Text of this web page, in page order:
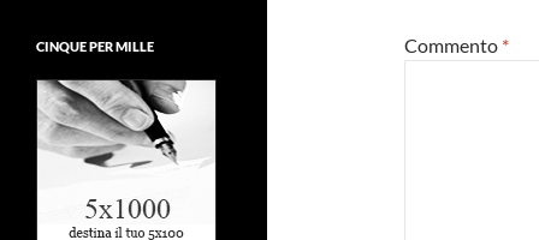
Commento *
CINQUE PER MILLE